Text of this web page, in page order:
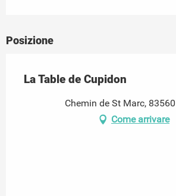
Posizione
La Table de Cupidon
Chemin de St Marc,
Come arrivare